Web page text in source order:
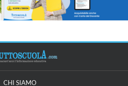
CHI SIAMO